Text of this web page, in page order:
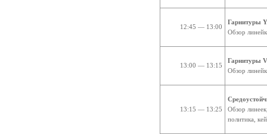
12:45 — 13:00
Гарнитуры
Обзор
13:00 — 13:15
Гарнитуры
Обзор
13:15 — 13:25
Обзор
политика,